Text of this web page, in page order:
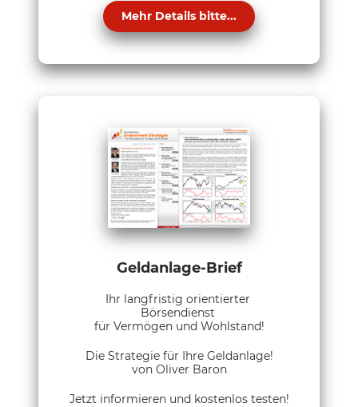
Mehr Details bitte...
Geldanlage-Brief
Ihr langfristig orientierter
Börsendienst
für Vermögen und Wohlstand!
Die Strategie für Ihre Geldanlage!
von Oliver Baron
Jetzt informieren und kostenlos testen!